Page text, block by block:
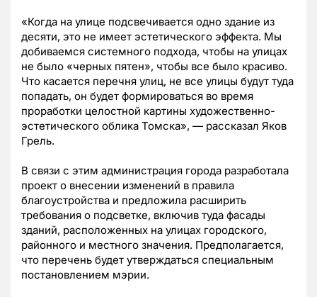
«Когда на улице подсвечивается одно здание из
десяти, это не имеет эстетического эффекта. Мы
добиваемся системного подхода, чтобы на улицах
не было «черных пятен», чтобы все было красиво.
Что касается перечня улиц, не все улицы будут туда
попадать, он будет формироваться во время
проработки целостной картины художественно-
эстетического облика Томска», — рассказал Яков
Грель.
В связи с этим администрация города разработала
проект о внесении изменений в правила
благоустройства и предложила расширить
требования о подсветке, включив туда фасады
зданий, расположенных на улицах городского,
районного и местного значения. Предполагается,
что перечень будет утверждаться специальным
постановлением мэрии.